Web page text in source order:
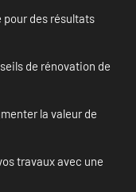
pour des résultats
de rénovation de
la valeur de
travaux avec une